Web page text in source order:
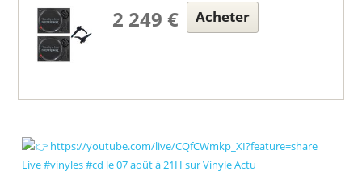
2 249 € Acheter
Live #vinyles #cd le 07 août à 21H sur Vinyle Actu